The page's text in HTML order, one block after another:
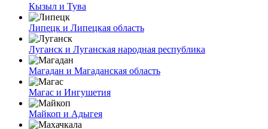
Кызыл и Тува
Липецк и Липецкая область
Луганск и Луганская народная республика
Магадан и Магаданская область
Магас и Ингушетия
Майкоп и Адыгея